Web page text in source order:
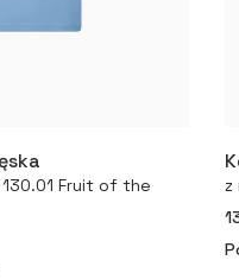
130.01 Fruit of the
z